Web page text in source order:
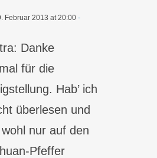
Februar 2013 at 20:00 -
Danke
für die
Hab’ ich
überlesen und
nur auf den
Pfeffer